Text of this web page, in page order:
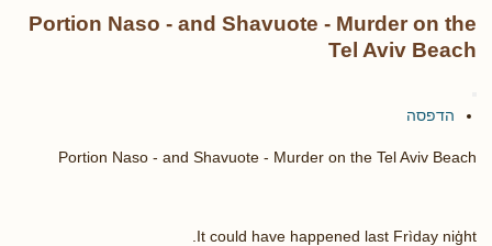
Portion Naso - and Shavuote - Murder on the
Tel Aviv Beach
הדפסה
Portion Naso - and Shavuote - Murder on the Tel Aviv Beach
It could have happened last Frìday niģht.